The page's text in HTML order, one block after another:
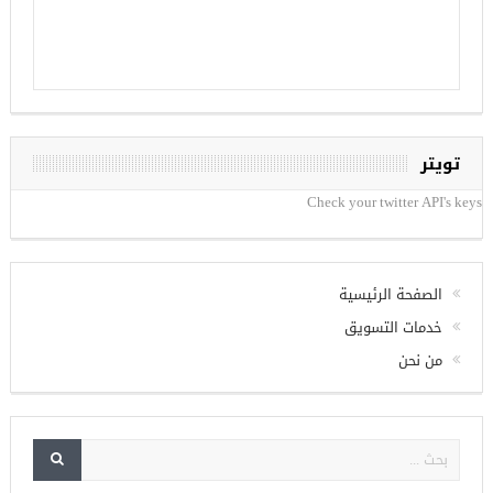
تويتر
Check your twitter API's keys
الصفحة الرئيسية
خدمات التسويق
من نحن